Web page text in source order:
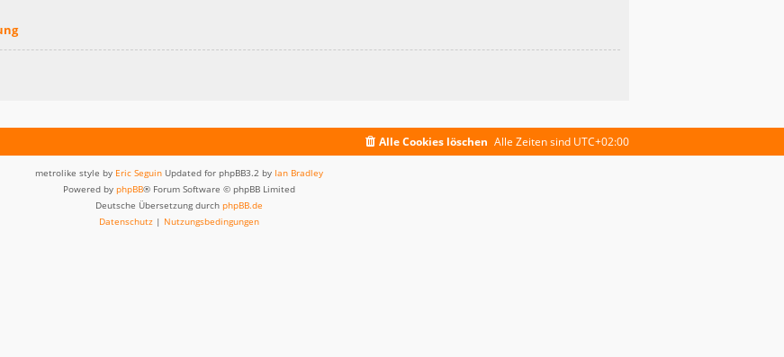
Alle Zeiten sind UTC+02:00
Alle Cookies löschen
metrolike style by Eric Seguin Updated for phpBB3.2 by Ian Bradley
Powered by phpBB® Forum Software © phpBB Limited
Deutsche Übersetzung durch phpBB.de
Datenschutz | Nutzungsbedingungen